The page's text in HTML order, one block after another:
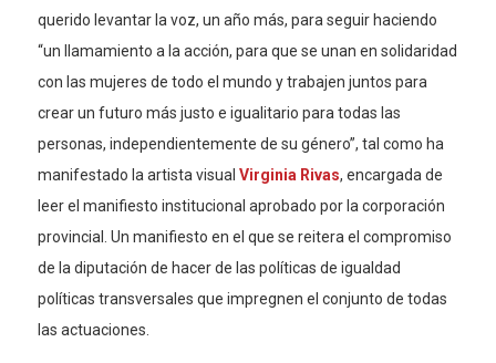
querido levantar la voz, un año más, para seguir haciendo
“un llamamiento a la acción, para que se unan en solidaridad
con las mujeres de todo el mundo y trabajen juntos para
crear un futuro más justo e igualitario para todas las
personas, independientemente de su género”, tal como ha
manifestado la artista visual Virginia Rivas, encargada de
leer el manifiesto institucional aprobado por la corporación
provincial. Un manifiesto en el que se reitera el compromiso
de la diputación de hacer de las políticas de igualdad
políticas transversales que impregnen el conjunto de todas
las actuaciones.